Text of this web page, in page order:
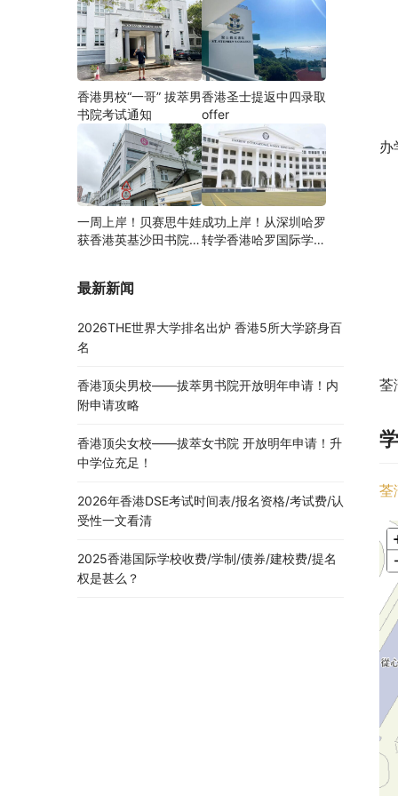
办
荃
荃
香港男校“一哥” 拔萃男
书院考试通知
香港圣士提返中四录取
offer
一周上岸！贝赛思牛娃
获香港英基沙田书院录
成功上岸！从深圳哈罗
转学香港哈罗国际学
最新新闻
2026THE世界大学排名出炉 香港5所大学跻身百
名
香港顶尖男校——拔萃男书院开放明年申请！内
附申请攻略
香港顶尖女校——拔萃女书院 开放明年申请！升
中学位充足！
2026年香港DSE考试时间表/报名资格/考试费/认
受性一文看清
2025香港国际学校收费/学制/债券/建校费/提名
权是甚么？